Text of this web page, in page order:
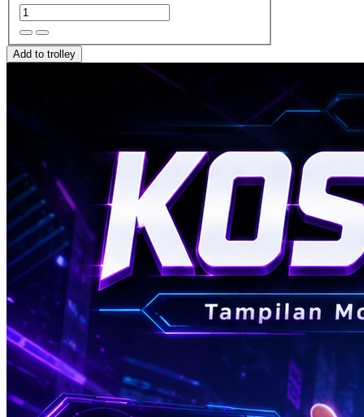
Add to trolley